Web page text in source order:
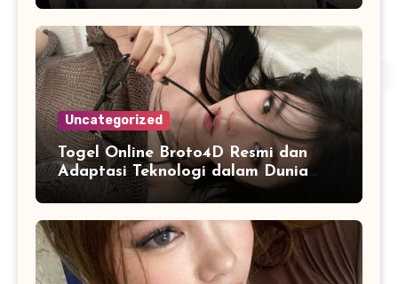
Uncategorized
Togel Online Broto4D Resmi dan
Adaptasi Teknologi dalam Dunia
Permainan